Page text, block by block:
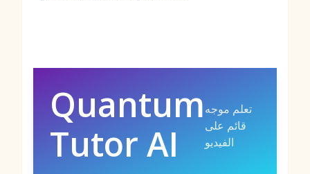
Quantum
Tutor AI
تعلم موجه
قائم على
الفيديو